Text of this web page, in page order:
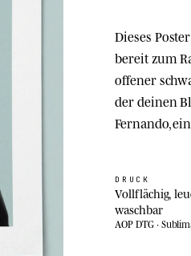
Dieses
bereit zum
offener
der deinen
Fernando,
DRUCK
Vollflächig,
waschbar
AOP DTG ·